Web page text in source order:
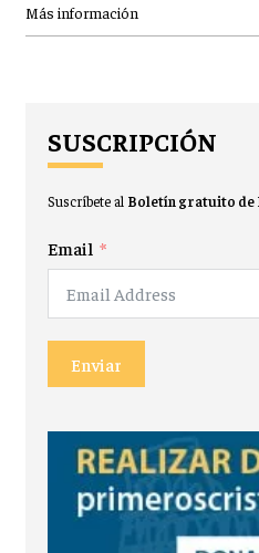
Más información
SUSCRIPCIÓN
Suscríbete al Boletín gratuito de
Email
Enviar